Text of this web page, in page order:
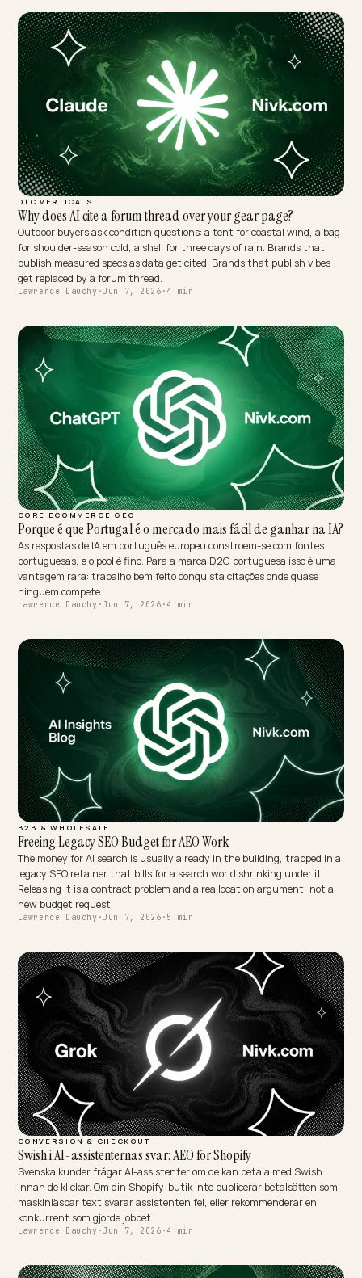
OMNICHANNEL & LOCAL
¿Necesitas un consultor de AEO en México o una
Contratar un consultor de AEO tiene sentido en escenarios
y en otros conviene una herramienta o un equipo interno. Aquí la
honesta: qué debe cubrir, cuánto cuesta cada modelo y qué exigir
90 días.
Lawrence Dauchy ·Jun 7, 2026·4 min
DTC VERTICALS
Why does AI cite a forum thread over your gear page?
Outdoor buyers ask condition questions: a tent for coastal wind, a
for shoulder-season cold, a shell for three days of rain. Brands that
publish measured specs as data get cited. Brands that publish
Lawrence Dauchy· Jun 7, 2026·4 min
CORE ECOMMERCE GEO
Porque é que Portugal é o mercado mais fácil de ganhar
vantagem rara: trabalho bem feito conquista citações onde quase
ninguém compete.
Lawrence Dauchy Jun 7, 2026